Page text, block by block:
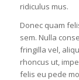
ridiculus mus.
Donec quam
sem. Nulla
fringilla vel,
rhoncus ut,
felis eu pede